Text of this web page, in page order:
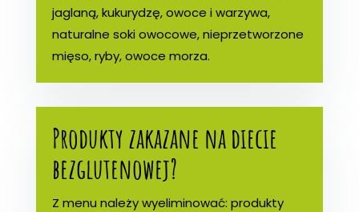
jaglaną, kukurydzę, owoce i warzywa,
naturalne soki owocowe, nieprzetworzone
mięso, ryby, owoce morza.
Produkty zakazane na diecie
bezglutenowej?
Z menu należy wyeliminować: produkty